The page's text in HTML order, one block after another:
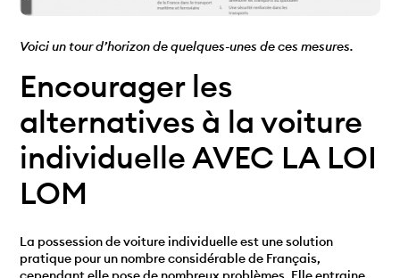
Voici un tour d’horizon de quelques-unes de ces mesures.
Encourager les
alternatives à la voiture
individuelle AVEC LA LOI
LOM
La possession de voiture individuelle est une solution
pratique pour un nombre considérable de Français,